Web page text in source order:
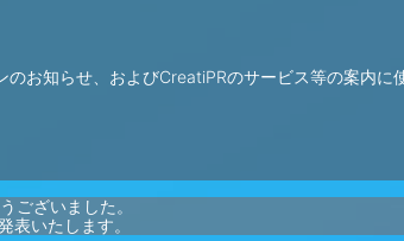
お知らせ、およびCreatiPRのサービス等の案内に
ございました。
いたします。